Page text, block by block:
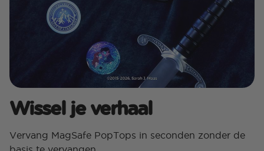
Wissel je verhaal
Vervang MagSafe PopTops in seconden zonder de